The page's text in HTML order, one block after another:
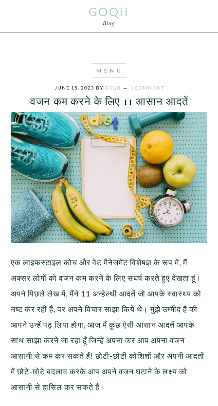
GOQii
Blog
JUNE 15, 2023 BY GOQII 1 COMMENT
वजन कम करने के लिए 11 आसान आदतें
एक लाइफस्टाइल कोच और वेट मैनेजमेंट विशेषज्ञ के रूप में, मैं
अक्सर लोगों को वजन कम करने के लिए संघर्ष करते हुए देखता हूं।
अपने पिछले लेख में, मैंने 11 अन्हेल्थी आदतें जो आपके स्वास्थ्य को
नष्ट कर रही हैं, पर अपने विचार साझा किये थे। मुझे उम्मीद है की
आपने उन्हें पढ़ लिया होगा, आज मैं कुछ ऐसी आसान आदतें आपके
साथ साझा करने जा रहा हूँ जिन्हें अपना कर आप अपना वजन
आसानी से कम कर सकते हैं! छोटी-छोटी कोशिशों और अपनी आदतों
में छोटे-छोटे बदलाव करके आप अपने वजन घटाने के लक्ष्य को
आसानी से हासिल कर सकते हैं।